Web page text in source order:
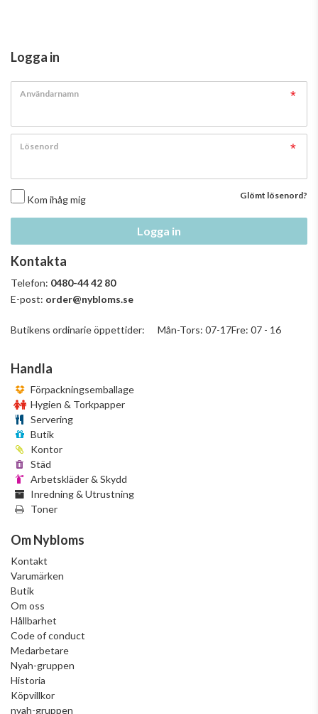
Logga in
Användarnamn
Lösenord
Kom ihåg mig Glömt lösenord?
Logga in
Kontakta
Telefon: 0480-44 42 80
E-post: order@nybloms.se
Butikens ordinarie öppettider: Mån-Tors: 07-17Fre: 07 - 16
Handla
Förpackningsemballage
Hygien & Torkpapper
Servering
Butik
Kontor
Städ
Arbetskläder & Skydd
Inredning & Utrustning
Toner
Om Nybloms
Kontakt
Varumärken
Butik
Om oss
Hållbarhet
Code of conduct
Medarbetare
Nyah-gruppen
Historia
Köpvillkor
nyah-gruppen